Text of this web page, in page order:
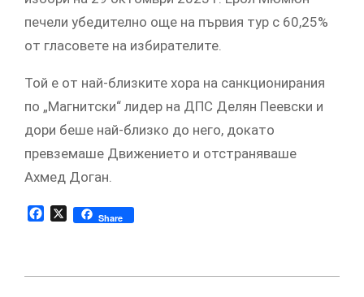
печели убедително още на първия тур с 60,25%
от гласовете на избирателите.
Той е от най-близките хора на санкционирания
по „Магнитски“ лидер на ДПС Делян Пеевски и
дори беше най-близко до него, докато
превземаше Движението и отстраняваше
Ахмед Доган.
Facebook
X Share